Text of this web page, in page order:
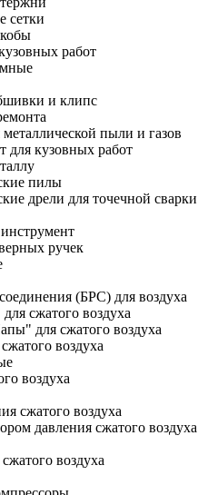
сетки
работ
и клипс
пыли и газов
для кузовных работ
пилы
дрели для точечной сварки
ручек
(БРС) для воздуха
сжатого воздуха
для сжатого воздуха
воздуха
воздуха
сжатого воздуха
давления сжатого воздуха
воздуха